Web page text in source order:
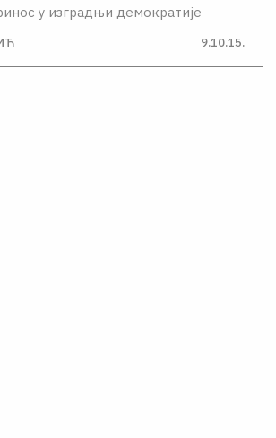
у изградњи демократије
9.10.15.